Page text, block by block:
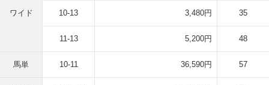
ワイド 10-13 3,480円 35
11-13 5,200円 48
馬単 10-11 36,590円 57